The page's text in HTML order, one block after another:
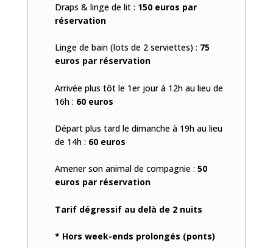
Draps & linge de lit : 150 euros par
réservation
Linge de bain (lots de 2 serviettes) : 75
euros par réservation
Arrivée plus tôt le 1er jour à 12h au lieu de
16h : 60 euros
Départ plus tard le dimanche à 19h au lieu
de 14h : 60 euros
Amener son animal de compagnie : 50
euros par réservation
Tarif dégressif au delà de 2 nuits
* Hors week-ends prolongés (ponts)